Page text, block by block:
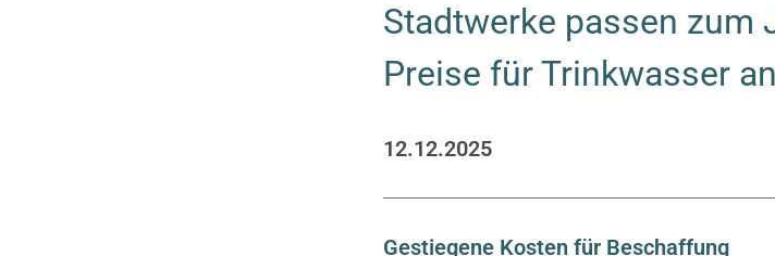
Stadtwerke passen zum
Preise für Trinkwasser an
12.12.2025
Gestiegene Kosten für Beschaffung